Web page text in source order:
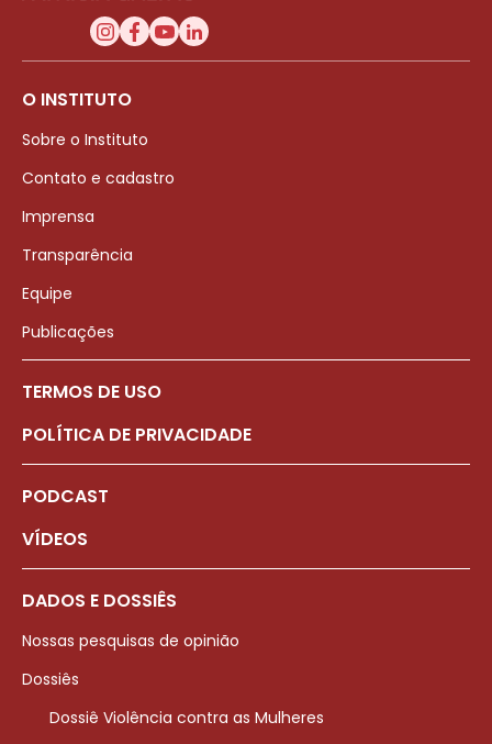
O INSTITUTO
Sobre o Instituto
Contato e cadastro
Imprensa
Transparência
Equipe
Publicações
TERMOS DE USO
POLÍTICA DE PRIVACIDADE
PODCAST
VÍDEOS
DADOS E DOSSIÊS
Nossas pesquisas de opinião
Dossiês
Dossiê Violência contra as Mulheres